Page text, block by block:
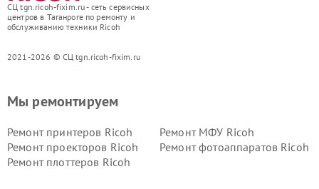
СЦ tgn.ricoh-fixim.ru - сеть сервисных
центров в Таганроге по ремонту и
обслуживанию техники Ricoh
2021-2026 © СЦ tgn.ricoh-fixim.ru
Мы ремонтируем
Ремонт принтеров Ricoh
Ремонт МФУ Ricoh
Ремонт проекторов Ricoh
Ремонт фотоаппаратов Ricoh
Ремонт плоттеров Ricoh